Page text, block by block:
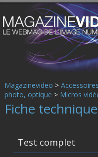
Magazinevideo >
photo, optique > Micros
Fiche
Test complet